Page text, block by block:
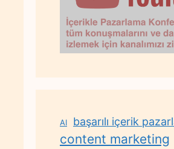
AI başarılı içerik
content marketing